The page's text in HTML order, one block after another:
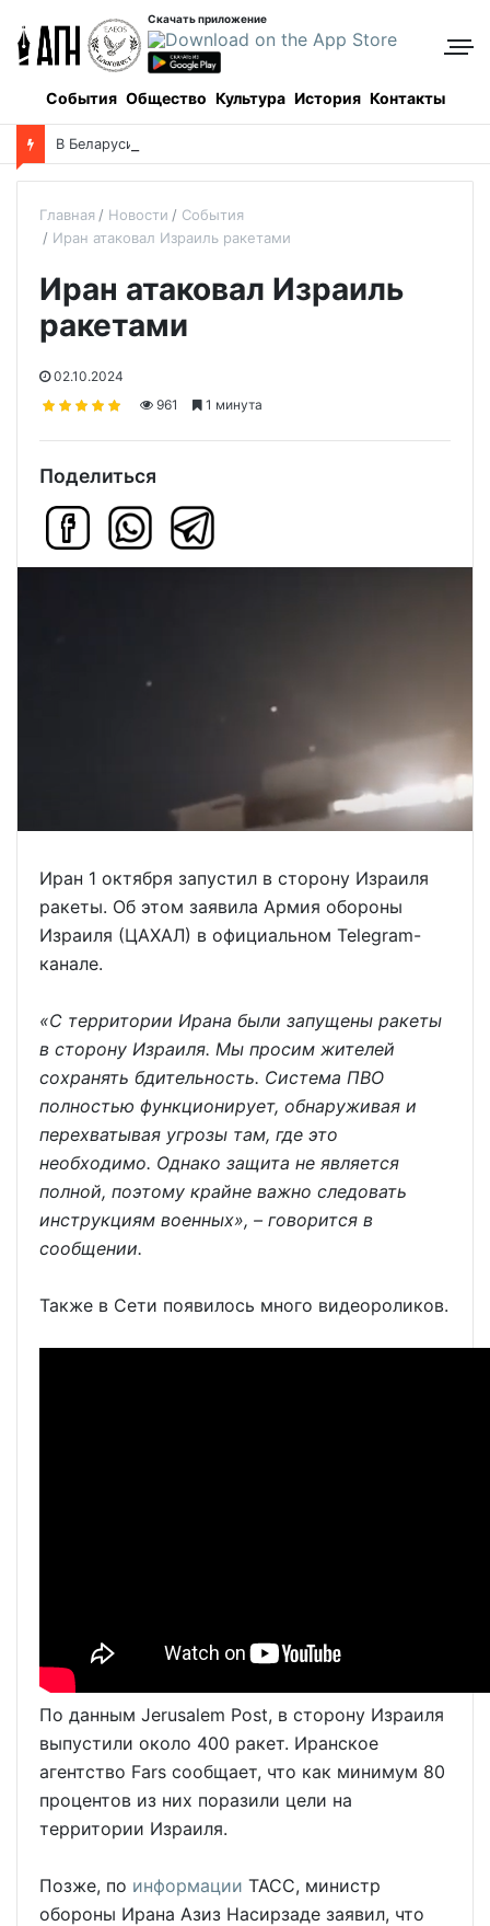
Скачать приложение
События Общество Культура История Контакты
В Беларуси пройдет 250-километровый крестный ход
Главная Новости
События
Иран атаковал Израиль ракетами
Иран атаковал Израиль
ракетами
02.10.2024
961
1 минута
Поделиться
Иран 1 октября запустил в сторону Израиля
ракеты. Об этом заявила Армия обороны
Израиля (ЦАХАЛ) в официальном Telegram-
канале.
«С территории Ирана были запущены ракеты
в сторону Израиля. Мы просим жителей
сохранять бдительность. Система ПВО
полностью функционирует, обнаруживая и
перехватывая угрозы там, где это
необходимо. Однако защита не является
полной, поэтому крайне важно следовать
инструкциям военных», – говорится в
сообщении.
Также в Сети появилось много видеороликов.
По данным Jerusalem Post, в сторону Израиля
выпустили около 400 ракет. Иранское
агентство Fars сообщает, что как минимум 80
процентов из них поразили цели на
территории Израиля.
Позже, по информации ТАСС, министр
обороны Ирана Азиз Насирзаде заявил, что